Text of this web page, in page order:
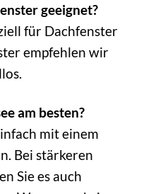
geeignet?
für Dachfenster
empfehlen wir
am besten?
mit einem
Bei stärkeren
Sie es auch